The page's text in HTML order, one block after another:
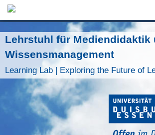
Jump to Navigation
Lehrstuhl für Mediendidaktik
Wissensmanagement
Learning Lab | Exploring the Future of